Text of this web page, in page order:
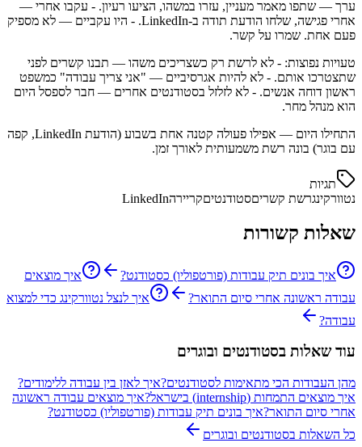
ערך — שתפו מאמר מעניין, עזרו במשהו, הציעו רעיון. - עקבו אחרי —
אחרי פגישה, שלחו הודעת תודה ב-LinkedIn. - היו עקביים — לא מספיק
פעם אחת. שמרו על קשר.
טעויות נפוצות: - לא לרשת רק כשצריכים משהו — תבנו קשרים לפני
שתצטרכו אותם. - לא להיות אגרסיביים — "אני צריך עבודה" כמשפט
ראשון דוחה אנשים. - לא לזלזל בסטודנטים אחרים — חבר לספסל היום
הוא מנהל מחר.
התחילו היום — אפילו פעולה קטנה אחת בשבוע (הודעת LinkedIn, קפה
עם בוגר) בונה רשת משמעותית לאורך זמן.
תגיות
נטוורקינגרשת קשריםסטודנטיםקריירהLinkedIn
שאלות קשורות
איך בונים תיק עבודות (פורטפוליו) כסטודנט?
איך מוצאים
עבודה ראשונה אחרי סיום התואר?
איך לנצל נטוורקינג כדי למצוא
עבודה?
עוד שאלות בסטודנטים ובוגרים
מהן העבודות הכי מתאימות לסטודנטים?איך לאזן בין עבודה ללימודים?
איך מוצאים התמחות (internship) בישראל?
איך מוצאים עבודה ראשונה
אחרי סיום התואר?איך בונים תיק עבודות (פורטפוליו) כסטודנט?
כל השאלות בסטודנטים ובוגרים